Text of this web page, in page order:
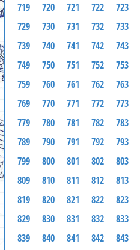
719
720 721 722 723
729
730 731 732 733
739
740 741 742 743
749
750 751 752 753
759
760 761 762 763
769
770 771 772 773
779
780 781 782 783
789
790 791 792 793
799
800 801 802 803
809
810 811 812 813
819
820 821 822 823
829
830 831 832 833
839
840 841 842 843